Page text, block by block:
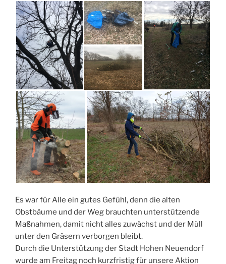
Es war für Alle ein gutes Gefühl, denn die alten
Obstbäume und der Weg brauchten unterstützende
Maßnahmen, damit nicht alles zuwächst und der Müll
unter den Gräsern verborgen bleibt.
Durch die Unterstützung der Stadt Hohen Neuendorf
wurde am Freitag noch kurzfristig für unsere Aktion